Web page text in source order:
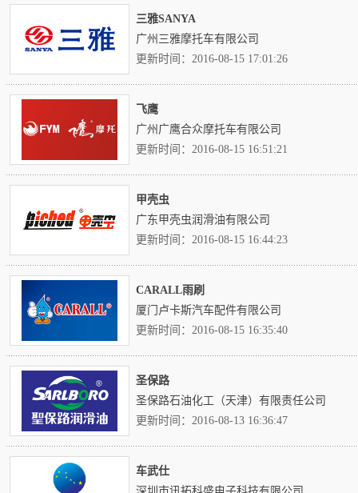
三雅SANYA
广州三雅摩托车有限公司
更新时间：2016-08-15 17:01:26
飞鹰
广州广鹰合众摩托车有限公司
更新时间：2016-08-15 16:51:21
甲壳虫
广东甲壳虫润滑油有限公司
更新时间：2016-08-15 16:44:23
CARALL雨刷
厦门卢卡斯汽车配件有限公司
更新时间：2016-08-15 16:35:40
圣保路
圣保路石油化工（天津）有限责任公司
更新时间：2016-08-13 16:36:47
车武仕